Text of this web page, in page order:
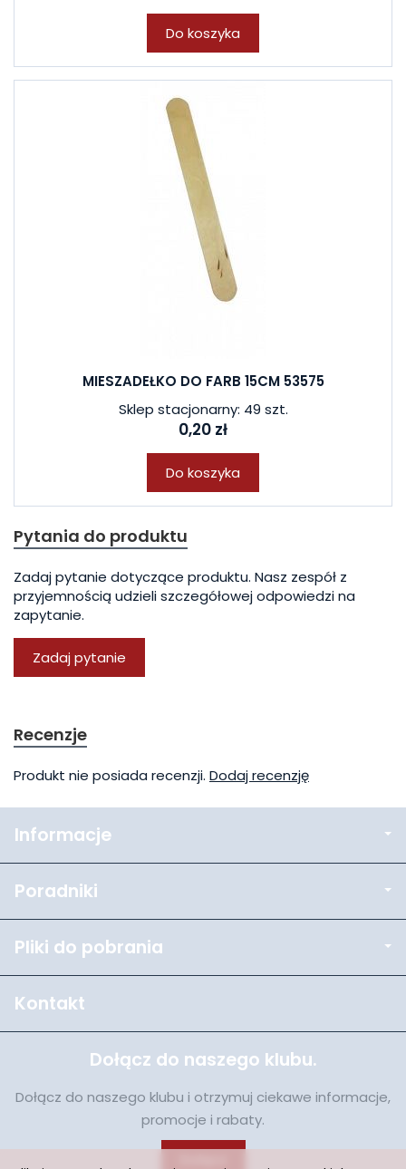
Do koszyka
MIESZADEŁKO DO FARB 15CM 53575
Sklep stacjonarny: 49 szt.
0,20 zł
Do koszyka
Pytania do produktu
Zadaj pytanie dotyczące produktu. Nasz zespół z
przyjemnością udzieli szczegółowej odpowiedzi na
zapytanie.
Zadaj pytanie
Recenzje
Produkt nie posiada recenzji. Dodaj recenzję
Informacje
Poradniki
Pliki do pobrania
Kontakt
Dołącz do naszego klubu.
Dołącz do naszego klubu i otrzymuj ciekawe informacje,
promocje i rabaty.